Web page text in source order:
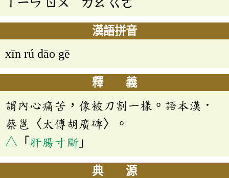
漢語拼音
xīn rú dāo gē
釋 義
謂內心痛苦，像被刀割一樣。語本漢．
蔡邕〈太傅胡廣碑〉。
△ 「 肝腸寸斷 」
典 源